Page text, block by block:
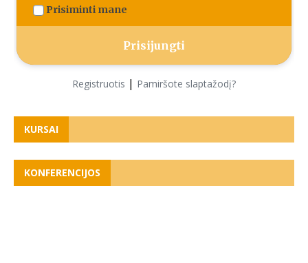
Prisiminti mane
Registruotis | Pamiršote slaptažodį?
KURSAI
KONFERENCIJOS